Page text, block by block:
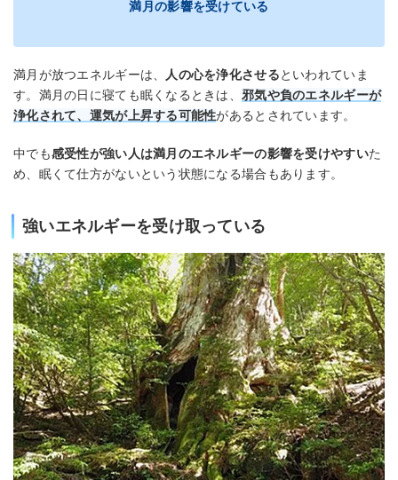
満月の影響を受けている
満月が放つエネルギーは、 人の心を浄化させるといわれていま
す。満月の日に寝ても眠くなるときは、邪気や負のエネルギーが
浄化されて、運気が上昇する可能性があるとされています。
中でも感受性が強い人は満月のエネルギーの影響を受けやすいた
め、眠くて仕方がないという状態になる場合もあります。
強いエネルギーを受け取っている